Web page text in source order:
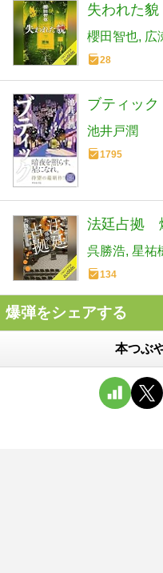
失われた貌
櫻田智也 広
28
ブティック
池井戸潤
1795
法廷占拠
呉勝浩 星祐
134
爆弾をシェアする
本つぶ